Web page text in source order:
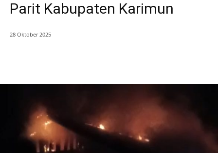
Parit Kabupaten Karimun
28 Oktober 2025